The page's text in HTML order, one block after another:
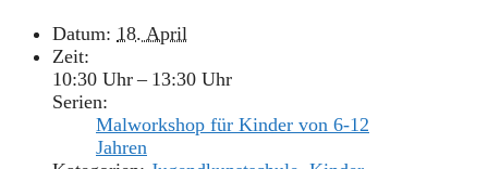
Datum: 18. April
Zeit:
10:30 Uhr – 13:30 Uhr
Serien:
Malworkshop für Kinder von 6-12
Jahren